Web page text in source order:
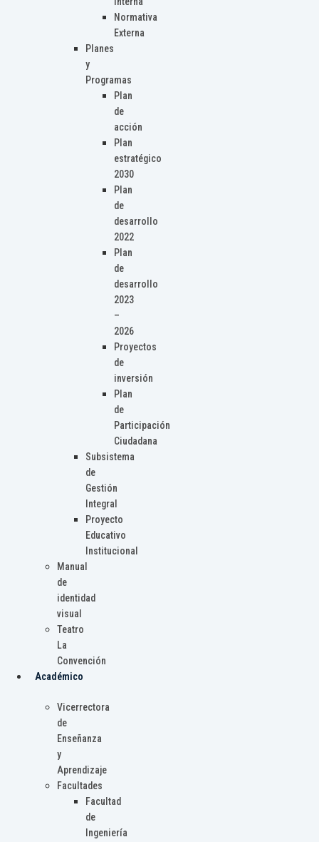
Normativa
Externa
Planes
y
Programas
Plan
de
acción
Plan
estratégico
2030
Plan
de
desarrollo
2022
Plan
de
desarrollo
2023
–
2026
Proyectos
de
inversión
Plan
de
Participación
Ciudadana
Subsistema
de
Gestión
Integral
Proyecto
Educativo
Institucional
Manual
de
identidad
visual
Teatro
La
Convención
Académico
Vicerrectora
de
Enseñanza
y
Aprendizaje
Facultades
Facultad
de
Ingeniería